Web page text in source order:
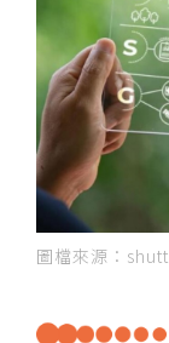
圖檔來源：